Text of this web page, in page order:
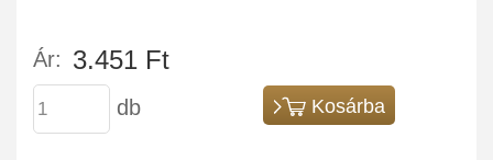
Ár: 3.451 Ft
db Kosárba